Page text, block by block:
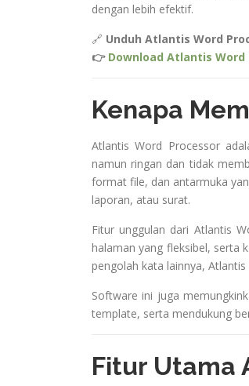
dengan lebih efektif.
🔗 Unduh Atlantis Word
👉 Download Atlantis Word
Kenapa
Atlantis Word Processor
namun ringan dan tidak
format file, dan antarmuka
laporan, atau surat.
Fitur unggulan dari Atlantis
halaman yang fleksibel, serta
pengolah kata lainnya,
Software ini juga
template, serta mendukung
Fitur Utama